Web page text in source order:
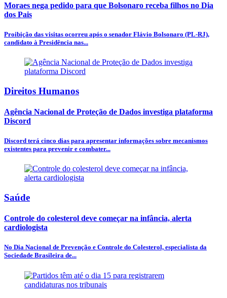
Moraes nega pedido para que Bolsonaro receba filhos no Dia
dos Pais
Proibição das visitas ocorreu após o senador Flávio Bolsonaro (PL-RJ),
candidato à Presidência nas...
Direitos Humanos
Agência Nacional de Proteção de Dados investiga plataforma
Discord
Discord terá cinco dias para apresentar informações sobre mecanismos
existentes para prevenir e combater...
Saúde
Controle do colesterol deve começar na infância, alerta
cardiologista
No Dia Nacional de Prevenção e Controle do Colesterol, especialista da
Sociedade Brasileira de...